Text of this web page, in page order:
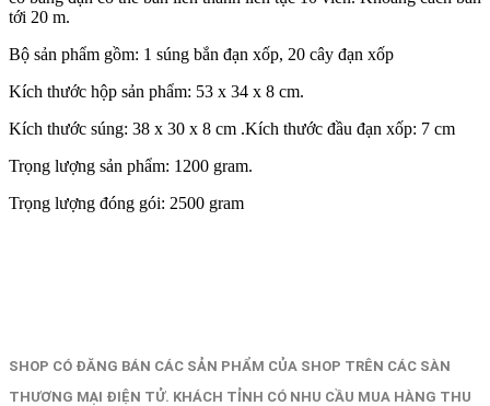
tới 20 m.
Bộ sản phẩm gồm: 1 súng bắn đạn xốp, 20 cây đạn xốp
Kích thước hộp sản phẩm: 53 x 34 x 8 cm.
Kích thước súng: 38 x 30 x 8 cm .Kích thước đầu đạn xốp: 7 cm
Trọng lượng sản phẩm: 1200 gram.
Trọng lượng đóng gói: 2500 gram
SHOP CÓ ĐĂNG BÁN CÁC SẢN PHẨM CỦA SHOP TRÊN CÁC SÀN
THƯƠNG MẠI ĐIỆN TỬ. KHÁCH TỈNH CÓ NHU CẦU MUA HÀNG THU